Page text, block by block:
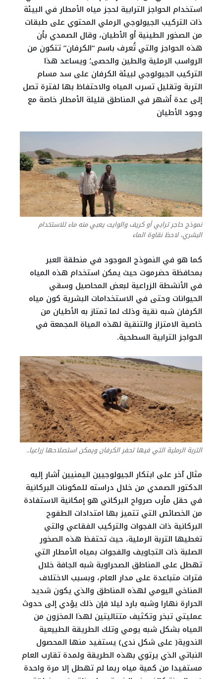
استخدام الحواجز الترابية لحجز مياه الأمطار في البيئة
ذات التركيب الجيولوجي الرملي المحتوي على طبقات
من الصخور الطينية أو الأطيان، وقال الصمدي بأن
هذه الحواجز والتي تُعرف باسم “الكرفان” تتكون من
الرواسب الرملية والطين والحصى؛ ويساعد هذا
التركيب الجيولوجي لبيئة الكرفان على سد مسام
التربة وتقليل تسرب المياه والاحتفاظ بها لفترة تصل
إلى عدة أشهر في المناطق قليلة الأمطار خاصة مع
وجود الأطيان
نموذج حاجر ترابي أو كريف والوايت يعبي منه ماء للاستخدام
البشري، لاحظ نقاوة الماء
كما هو في النموذج الموجود في منطقة العبر
بمحافظة حضرموت حيث يمكن استخدام هذه المياه
في الأنشطة الزراعية لبعض المحاصيل وسقي
الحيوانات وحتى في الاستخدامات البشرية كون مياه
الكرفان شبه نقية وذلك لما تمتاز به الأطيان من
خاصية الامتزاز والتنقية لهذه المياة المجمعة في
الحواجز الترابية السطحية.
التربة الرملية التي فيها تحفر الكرفان ويمكن استصلاحها زراعيا..
مثال آخر على ابتكار الجيولوجيين اليمنيين أشار إليه
الدكتور الصمدي من خلال دراسته للمكونات البركانية
في حقل مأرب صرواح البركاني هو إمكانية الاستفادة
من الخصائص التي تتميز بها امتدادات الطفوح
البركانية ذات الفجوات والتركيب الفقاعي والتي
تغطيها التربة الرملية، حيث تحتفظ هذه الصخور
الصلبة ذات التجاويف والفجوات بمياه الأمطار التي
تهطل على المناطق الصحراوية شبه الجافة خلال
فترات متباعدة على مدار العام، وبسبب الاختلاف
المناخي اليومي لهذه المناطق والذي يكون شديد
الحرارة نهارا وشبه بارد ليلا فإن ذلك يؤدي إلى حدوث
عمليتي تبخر وتكثيف متتاليتين لهذا المخزون من
المياه بشكل شبه يومي وتلك الطريقة الطبيعية
الندوية( على شكل ندى) يستفيد منها المحصول
النباتي الذي يرتوي بهذه الطريقة ولمدة تقارب العام
مستفيدا من كمية مياه ربما لم تهطل إلا مرة واحدة